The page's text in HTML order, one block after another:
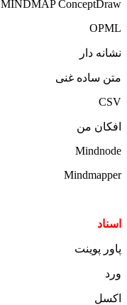
MINDMAP ConceptDraw
OPML
نشانه دار
متن ساده غنی
CSV
افکان من
Mindnode
Mindmapper
اسناد
پاور پوینت
ورد
اکسل